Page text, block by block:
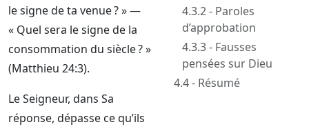
le signe de ta venue ? » —
« Quel sera le signe de la
consommation du siècle ? »
(Matthieu 24:3).
Le Seigneur, dans Sa
réponse, dépasse ce qu’ils
4.3.2 - Paroles
d’approbation
4.3.3 - Fausses
pensées sur Dieu
4.4 - Résumé